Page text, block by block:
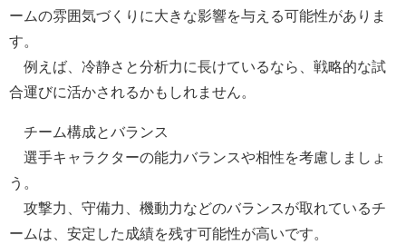
ームの雰囲気づくりに大きな影響を与える可能性がありま
す。
例えば、冷静さと分析力に長けているなら、戦略的な試
合運びに活かされるかもしれません。
チーム構成とバランス
選手キャラクターの能力バランスや相性を考慮しましょ
う。
攻撃力、守備力、機動力などのバランスが取れているチ
ームは、安定した成績を残す可能性が高いです。